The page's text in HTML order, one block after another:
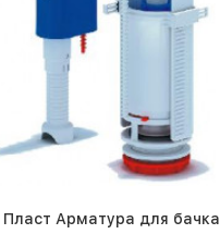
Арматура для бачка